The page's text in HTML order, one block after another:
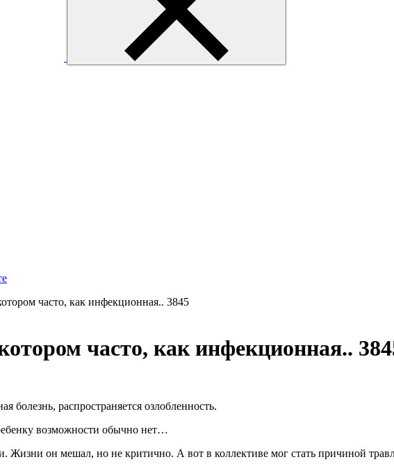
часто, как инфекционная.. 3845
часто, как инфекционная..
распространяется озлобленность.
возможности обычно нет…
он мешал, но не критично. А вот в коллективе мог стать причиной